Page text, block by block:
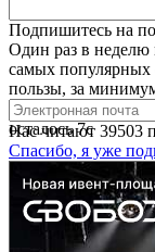
Подпишитесь на
Один раз в неделю
самых
пользы, за
Нас читают 39503
Спасибо, я уже
осталось7с